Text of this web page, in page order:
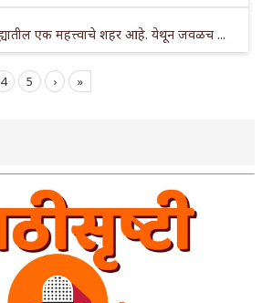
एक महत्त्वाचे शहर आहे. येथून जवळच ...
4 5 › »